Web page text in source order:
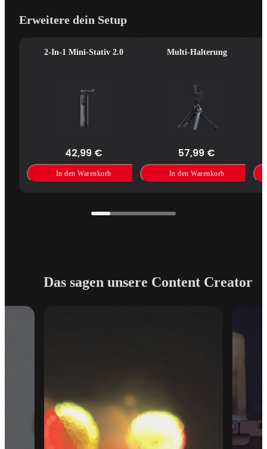
Erweitere dein Setup
2-In-1 Mini-Stativ 2.0
42,99 €
In den Warenkorb
Multi-Halterung
57,99 €
In den Warenkorb
Das sagen unsere Content Creator